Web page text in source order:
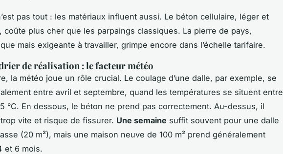
pas tout : les matériaux influent aussi. Le béton cellulaire, léger et
coûte plus cher que les parpaings classiques. La pierre de pays,
mais exigeante à travailler, grimpe encore dans l’échelle tarifaire.
de réalisation : le facteur météo
la météo joue un rôle crucial. Le coulage d’une dalle, par exemple, se
entre avril et septembre, quand les températures se situent entre
°C. En dessous, le béton ne prend pas correctement. Au-dessus, il
vite et risque de fissurer. Une semaine suffit souvent pour une dalle
(20 m²), mais une maison neuve de 100 m² prend généralement
et 6 mois.